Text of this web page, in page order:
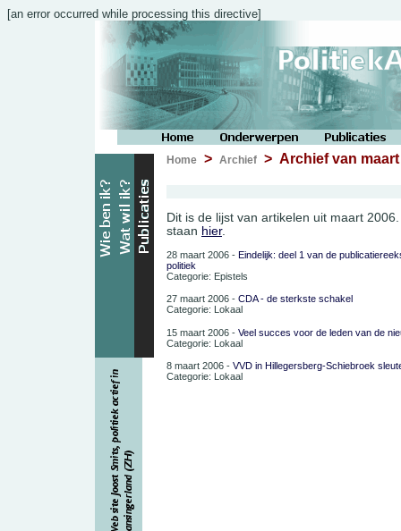
[an error occurred while processing this directive]
Home > Archief > Archief van maart
Dit is de lijst van artikelen uit maart
staan hier.
28 maart 2006 - Eindelijk: deel 1 van de
politiek
Categorie: Epistels
27 maart 2006 - CDA - de sterkste schakel
Categorie: Lokaal
15 maart 2006 - Veel succes voor de leden van de
Categorie: Lokaal
8 maart 2006 - VVD in Hillegersberg-Schiebroek
Categorie: Lokaal